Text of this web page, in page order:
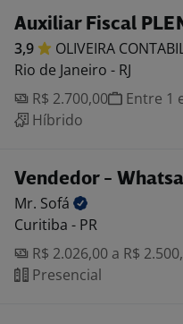
Auxiliar Fiscal
3,9 OLIVEIRA
Rio de Janeiro - RJ
R$ 2.700,00
Entre 1
Híbrido
Vendedor -
Mr. Sofá
Curitiba - PR
R$ 2.026,00 a R$
Presencial